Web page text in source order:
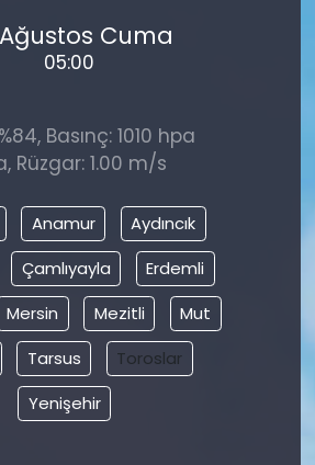
Cuma
05:00
Basınç: 1010 hpa
Rüzgar: 1.00 m/s
Anamur
Aydıncık
Çamlıyayla
Erdemli
Mersin Mezitli
Mut
Tarsus
Toroslar
Yenişehir